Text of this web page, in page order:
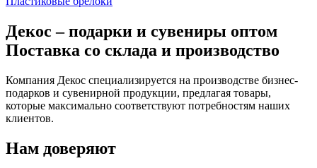
Декос – подарки и сувениры оптом
Поставка со склада и производство
Компания Декос специализируется на производстве бизнес-
подарков и сувенирной продукции, предлагая товары,
которые максимально соответствуют потребностям наших
клиентов.
Нам доверяют